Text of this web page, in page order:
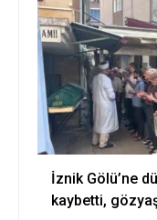
İznik Gölü’ne
kaybetti,